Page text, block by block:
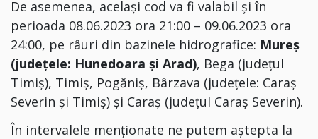
De asemenea, același cod va fi valabil și în
perioada 08.06.2023 ora 21:00 – 09.06.2023 ora
24:00, pe râuri din bazinele hidrografice: Mureş
(judeţele: Hunedoara şi Arad), Bega (judeţul
Timiş), Timiş, Pogăniş, Bârzava (judeţele: Caraş
Severin şi Timiş) și Caraş (judeţul Caraş Severin).
În intervalele menționate ne putem aștepta la